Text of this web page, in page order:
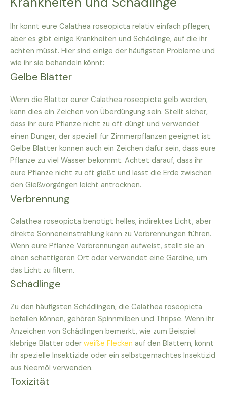
Ihr könnt eure Calathea roseopicta relativ einfach pflegen,
aber es gibt einige Krankheiten und Schädlinge, auf die ihr
achten müsst. Hier sind einige der häufigsten Probleme und
wie ihr sie behandeln könnt:
Gelbe Blätter
Wenn die Blätter eurer Calathea roseopicta gelb werden,
kann dies ein Zeichen von Überdüngung sein. Stellt sicher,
dass ihr eure Pflanze nicht zu oft düngt und verwendet
einen Dünger, der speziell für Zimmerpflanzen geeignet ist.
Gelbe Blätter können auch ein Zeichen dafür sein, dass eure
Pflanze zu viel Wasser bekommt. Achtet darauf, dass ihr
eure Pflanze nicht zu oft gießt und lasst die Erde zwischen
den Gießvorgängen leicht antrocknen.
Verbrennung
Calathea roseopicta benötigt helles, indirektes Licht, aber
direkte Sonneneinstrahlung kann zu Verbrennungen führen.
Wenn eure Pflanze Verbrennungen aufweist, stellt sie an
einen schattigeren Ort oder verwendet eine Gardine, um
das Licht zu filtern.
Schädlinge
Zu den häufigsten Schädlingen, die Calathea roseopicta
befallen können, gehören Spinnmilben und Thripse. Wenn ihr
Anzeichen von Schädlingen bemerkt, wie zum Beispiel
klebrige Blätter oder weiße Flecken auf den Blättern, könnt
ihr spezielle Insektizide oder ein selbstgemachtes Insektizid
aus Neemöl verwenden.
Toxizität